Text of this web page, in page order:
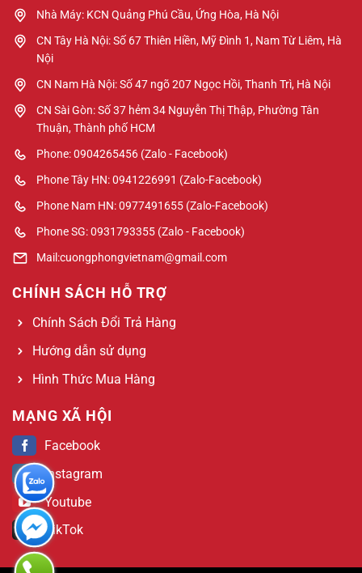
Nhà Máy: KCN Quảng Phú Cầu, Ứng Hòa, Hà Nội
CN Tây Hà Nội: Số 67 Thiên Hiền, Mỹ Đình 1, Nam Từ Liêm, Hà
Nội
CN Nam Hà Nội: Số 47 ngõ 207 Ngọc Hồi, Thanh Trì, Hà Nội
CN Sài Gòn: Số 37 hẻm 34 Nguyễn Thị Thập, Phường Tân
Thuận, Thành phố HCM
Phone: 0904265456 (Zalo - Facebook)
Phone Tây HN: 0941226991 (Zalo-Facebook)
Phone Nam HN: 0977491655 (Zalo-Facebook)
Phone SG: 0931793355 (Zalo - Facebook)
Mail:cuongphongvietnam@gmail.com
CHÍNH SÁCH HỖ TRỢ
Chính Sách Đổi Trả Hàng
Hướng dẫn sử dụng
Hình Thức Mua Hàng
MẠNG XÃ HỘI
Facebook
Instagram
Youtube
TikTok